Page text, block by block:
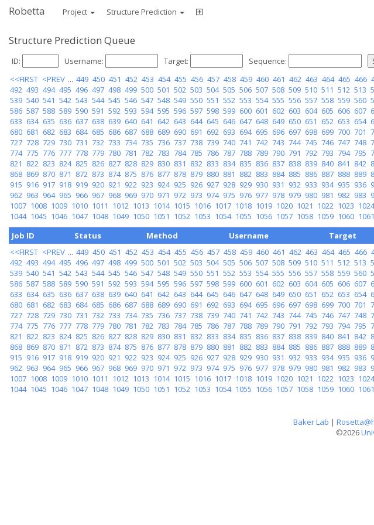
Robetta Project Structure Prediction
Structure Prediction Queue
ID: Username: Target:
Sequence:
<<FIRST <PREV ... 449 450 451 452 453 454 455 456 457 458 459 460 461 462 463 464 465 466
492 493 494 495 496 497 498 499 500 501 502 503 504 505 506 507 508 509 510 511 512 513
539 540 541 542 543 544 545 546 547 548 549 550 551 552 553 554 555 556 557 558 559 560
586 587 588 589 590 591 592 593 594 595 596 597 598 599 600 601 602 603 604 605 606 607
633 634 635 636 637 638 639 640 641 642 643 644 645 646 647 648 649 650 651 652 653 654
680 681 682 683 684 685 686 687 688 689 690 691 692 693 694 695 696 697 698 699 700 701
727 728 729 730 731 732 733 734 735 736 737 738 739 740 741 742 743 744 745 746 747 748
774 775 776 777 778 779 780 781 782 783 784 785 786 787 788 789 790 791 792 793 794 795
821 822 823 824 825 826 827 828 829 830 831 832 833 834 835 836 837 838 839 840 841 842
868 869 870 871 872 873 874 875 876 877 878 879 880 881 882 883 884 885 886 887 888 889
915 916 917 918 919 920 921 922 923 924 925 926 927 928 929 930 931 932 933 934 935 936
962 963 964 965 966 967 968 969 970 971 972 973 974 975 976 977 978 979 980 981 982 983
1007 1008 1009 1010 1011 1012 1013 1014 1015 1016 1017 1018 1019 1020 1021 1022 1023 1024
1044 1045 1046 1047 1048 1049 1050 1051 1052 1053 1054 1055 1056 1057 1058 1059 1060 1061
Job ID
Status Method Username Target
<<FIRST <PREV ... 449 450 451 452 453 454 455 456 457 458 459 460 461 462 463 464 465 466
492 493 494 495 496 497 498 499 500 501 502 503 504 505 506 507 508 509 510 511 512 513
539 540 541 542 543 544 545 546 547 548 549 550 551 552 553 554 555 556 557 558 559 560
586 587 588 589 590 591 592 593 594 595 596 597 598 599 600 601 602 603 604 605 606 607
633 634 635 636 637 638 639 640 641 642 643 644 645 646 647 648 649 650 651 652 653 654
680 681 682 683 684 685 686 687 688 689 690 691 692 693 694 695 696 697 698 699 700 701
727 728 729 730 731 732 733 734 735 736 737 738 739 740 741 742 743 744 745 746 747 748
774 775 776 777 778 779 780 781 782 783 784 785 786 787 788 789 790 791 792 793 794 795
821 822 823 824 825 826 827 828 829 830 831 832 833 834 835 836 837 838 839 840 841 842
868 869 870 871 872 873 874 875 876 877 878 879 880 881 882 883 884 885 886 887 888 889
915 916 917 918 919 920 921 922 923 924 925 926 927 928 929 930 931 932 933 934 935 936
962 963 964 965 966 967 968 969 970 971 972 973 974 975 976 977 978 979 980 981 982 983
1007 1008 1009 1010 1011 1012 1013 1014 1015 1016 1017 1018 1019 1020 1021 1022 1023 1024
1044 1045 1046 1047 1048 1049 1050 1051 1052 1053 1054 1055 1056 1057 1058 1059 1060 1061
Baker Lab |
©2026